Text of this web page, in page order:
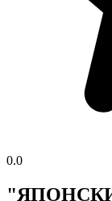
0.0